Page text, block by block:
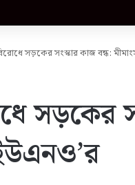
সড়কের সংস্কার কাজ বন্ধ:
সড়কের